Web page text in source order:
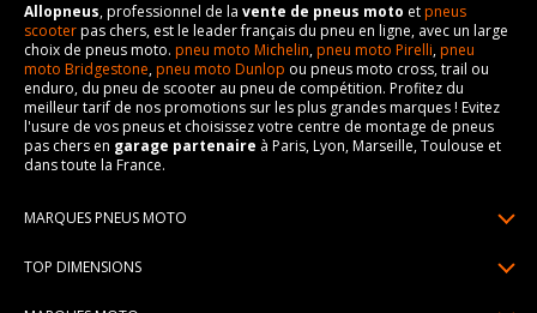
Allopneus, professionnel de la vente de pneus moto etpneus
scooterpas chers, est le leader français du pneu en ligne, avec un large
choix de pneus moto. pneu moto Michelin,pneu moto Pirelli,pneu
moto Bridgestone,pneu moto Dunlop ou pneus moto cross, trail ou
enduro, du pneu de scooter au pneu de compétition. Profitez du
meilleur tarif de nos promotions sur les plus grandes marques ! Evitez
l'usure de vos pneus et choisissez votre centre de montage de pneus
pas chers en garage partenaire à Paris, Lyon, Marseille, Toulouse et
dans toute la France.
MARQUES PNEUS MOTO
TOP DIMENSIONS